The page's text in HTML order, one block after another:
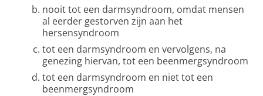
nooit tot een darmsyndroom, omdat mensen
al eerder gestorven zijn aan het
hersensyndroom
tot een darmsyndroom en vervolgens, na
genezing hiervan, tot een beenmergsyndroom
tot een darmsyndroom en niet tot een
beenmergsyndroom